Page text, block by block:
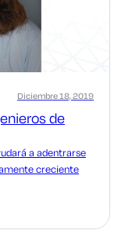
de
Diciembre 18, 2019
a adentrarse
creciente